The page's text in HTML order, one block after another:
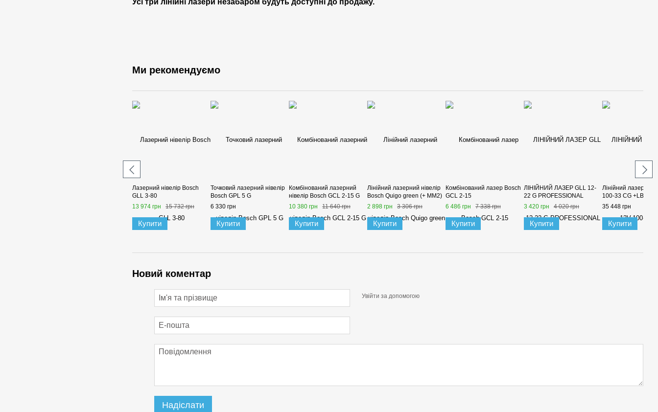
Ми рекомендуємо
Лазерний нівелір Bosch
GLL 3-80
13 974 грн
15 732 грн
Купити
Точковий лазерний нівелір
Bosch GPL 5 G
6 330 грн
Купити
Комбінований лазерний
нівелір Bosch GCL 2-15 G
10 380 грн
11 640 грн
Купити
Лінійний лазерний нівелір
Bosch Quigo green (+ MM2)
2 898 грн
3 306 грн
Купити
Комбінований лазер Bosch
GCL 2-15
6 486 грн
7 338 грн
Купити
ЛІНІЙНИЙ ЛАЗЕР GLL 12-
22 G PROFESSIONAL
3 420 грн
4 020 грн
Купити
Лінійний лазер
100-33 CG +LB 10
35 448 грн
Купити
Новий коментар
Увійти за допомогою
Надіслати